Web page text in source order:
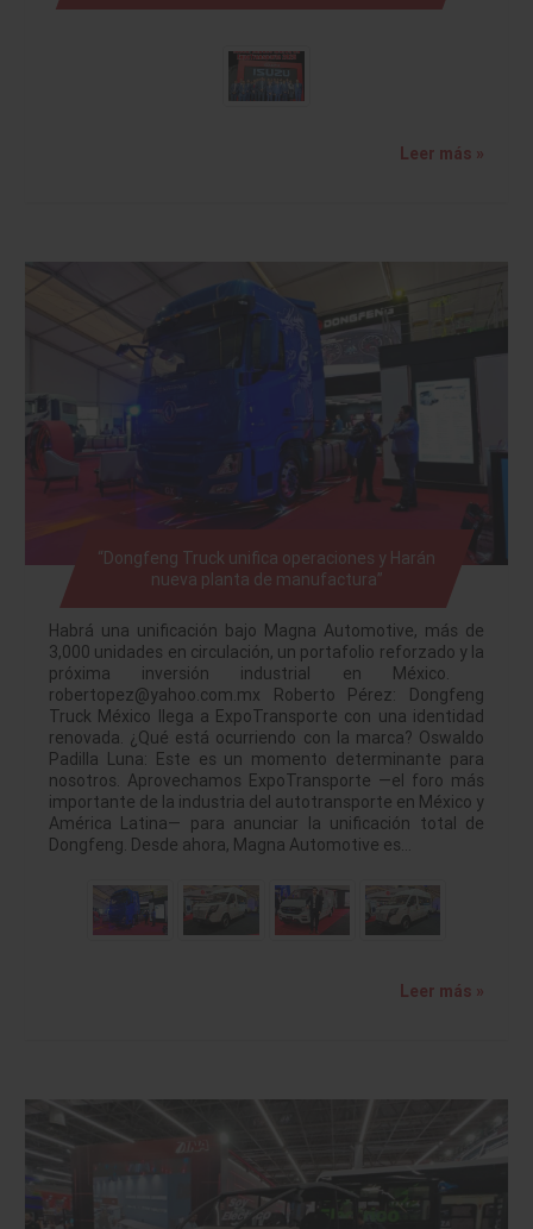
Leer más »
“Dongfeng Truck unifica operaciones y Harán
nueva planta de manufactura”
Habrá una unificación bajo Magna Automotive, más de
3,000 unidades en circulación, un portafolio reforzado y la
próxima inversión industrial en México.
robertopez@yahoo.com.mx Roberto Pérez: Dongfeng
Truck México llega a ExpoTransporte con una identidad
renovada. ¿Qué está ocurriendo con la marca? Oswaldo
Padilla Luna: Este es un momento determinante para
nosotros. Aprovechamos ExpoTransporte —el foro más
importante de la industria del autotransporte en México y
América Latina— para anunciar la unificación total de
Dongfeng. Desde ahora, Magna Automotive es…
Leer más »